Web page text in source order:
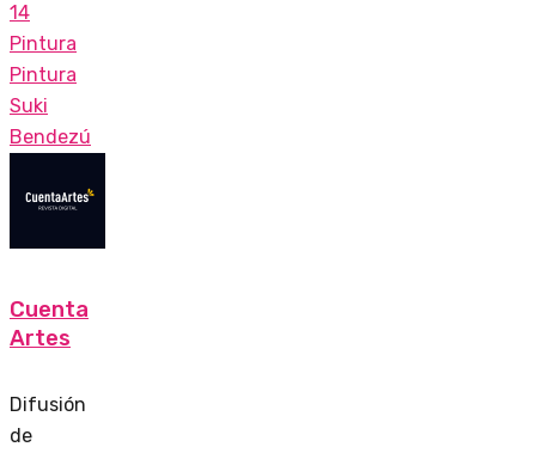
14
Pintura
Pintura
Suki
Bendezú
Cuenta
Artes
Difusión
de